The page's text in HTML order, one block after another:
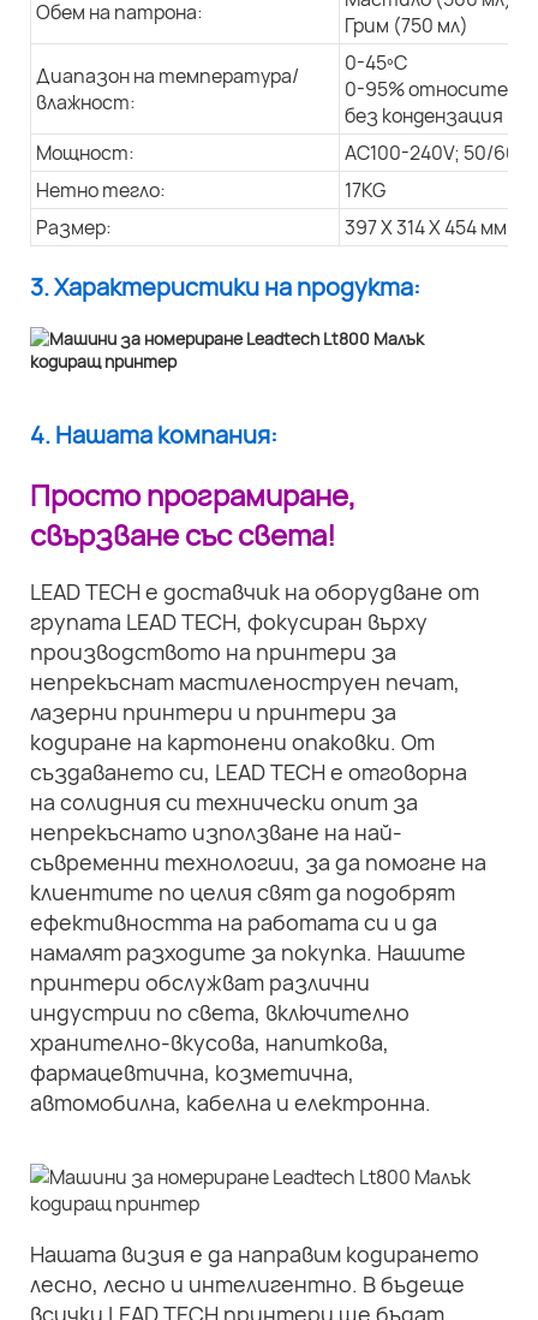
Обем на патрона:
Грим (750 мл)
Диапазон на температура/
влажност:
0-45ºC
0-95%
без кондензация
Мощност:
AC100-240V; 50/
Нетно тегло:
17KG
Размер:
397 X 314 X 454 мм
3. Характеристики на продукта:
4. Нашата компания:
Просто програмиране,
свързване със света!
LEAD TECH е доставчик на оборудване от
групата LEAD TECH, фокусиран върху
производството на принтери за
непрекъснат мастиленоструен печат,
лазерни принтери и принтери за
кодиране на картонени опаковки. От
създаването си, LEAD TECH е отговорна
на солидния си технически опит за
непрекъснато използване на най-
съвременни технологии, за да помогне на
клиентите по целия свят да подобрят
ефективността на работата си и да
намалят разходите за покупка. Нашите
принтери обслужват различни
индустрии по света, включително
хранително-вкусова, напиткова,
фармацевтична, козметична,
автомобилна, кабелна и електронна.
Нашата визия е да направим кодирането
лесно, лесно и интелигентно. В бъдеще